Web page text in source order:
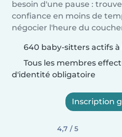
besoin d'une pause :
confiance en moins de
négocier l'heure du
640 baby-sitters actifs
Tous les membres
d'identité obligatoire
Inscription
4,7 / 5